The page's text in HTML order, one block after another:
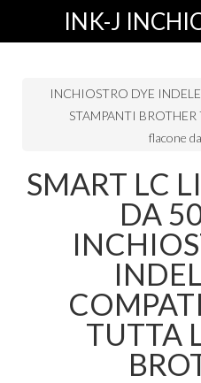
INK-J
INCHIOSTRO DYE
STAMPANTI
flacone
SMART LC
DA
TUTTA